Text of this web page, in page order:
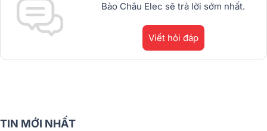
Bảo Châu Elec sẽ trả lời sớm nhất.
Viết hỏi đáp
TIN MỚI NHẤT